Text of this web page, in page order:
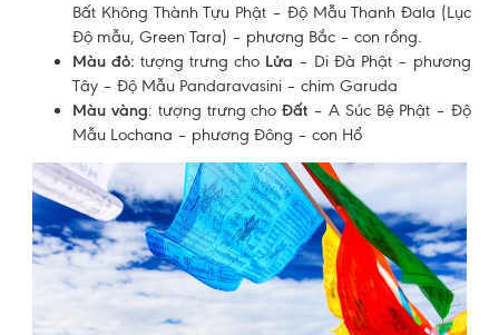
Bất Không Thành Tựu Phật – Độ Mẫu Thanh Đala (Lục
Độ mẫu, Green Tara) – phương Bắc – con rồng.
Màu đỏ: tượng trưng cho Lửa – Di Đà Phật – phương
Tây – Độ Mẫu Pandaravasini – chim Garuda
Màu vàng: tượng trưng choĐất – A Súc Bệ Phật – Độ
Mẫu Lochana – phương Đông – con Hổ